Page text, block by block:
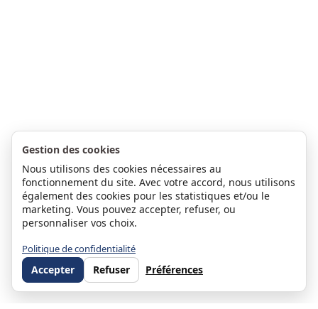
Gestion des cookies
Nous utilisons des cookies nécessaires au
fonctionnement du site. Avec votre accord, nous utilisons
également des cookies pour les statistiques et/ou le
marketing. Vous pouvez accepter, refuser, ou
personnaliser vos choix.
Politique de confidentialité
Accepter Refuser Préférences